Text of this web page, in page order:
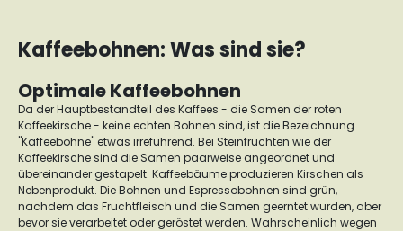
Kaffeebohnen: Was sind sie?
Optimale Kaffeebohnen
Da der Hauptbestandteil des Kaffees - die Samen der roten
Kaffeekirsche - keine echten Bohnen sind, ist die Bezeichnung
"Kaffeebohne" etwas irreführend. Bei Steinfrüchten wie der
Kaffeekirsche sind die Samen paarweise angeordnet und
übereinander gestapelt. Kaffeebäume produzieren Kirschen als
Nebenprodukt. Die Bohnen und Espressobohnen sind grün,
nachdem das Fruchtfleisch und die Samen geerntet wurden, aber
bevor sie verarbeitet oder geröstet werden. Wahrscheinlich wegen